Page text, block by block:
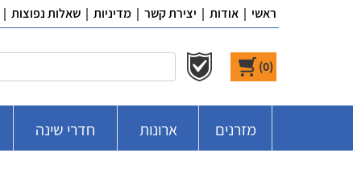
ראשי | אודות | יצירת קשר | מדיניות | שאלות נפוצות |
(
0
)
מזרנים ארונות חדרי שינה